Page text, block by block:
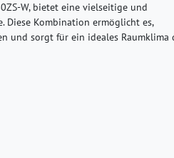
W, bietet eine vielseitige und
Diese Kombination ermöglicht es,
und sorgt für ein ideales Raumklima